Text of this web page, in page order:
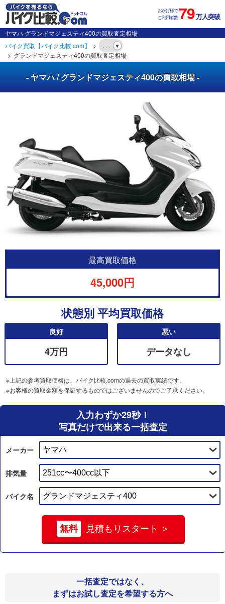
おかげ様で
ご利用者数79万人突破
ヤマハ グランドマジェスティ400の買取査定相場
バイク買取【バイク比較.com】
. . .
グランドマジェスティ400の買取査定相場
- ヤマハ / グランドマジェスティ400の買取相場 -
最高買取価格
45,000円
状態別 平均買取価格
良好
4万円
悪い
データなし
※上記の参考買取価格は、バイク比較.comの過去の買取実績です。
※お客様の買取金額を保証するものではございませんのでご了承ください。
入力わずか29秒！
写真だけで出来る一括査定
メーカー
排気量
バイク名
無料 見積もりスタート ＞
一括査定ではなく、
まずはお試し査定を希望する方へ